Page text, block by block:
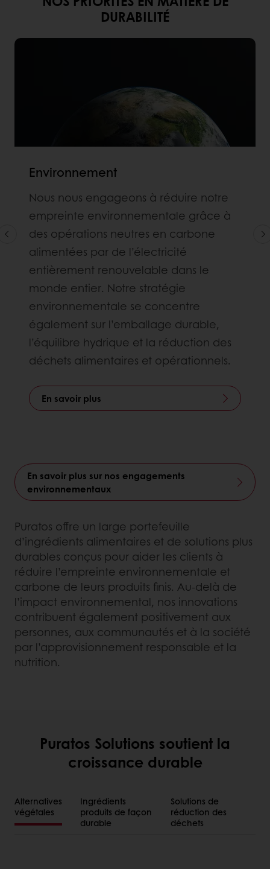
DURABILITÉ
Environnement
Nous nous engageons à réduire notre
empreinte environnementale grâce à
des opérations neutres en carbone
alimentées par de l’électricité
entièrement renouvelable dans le
monde entier. Notre stratégie
environnementale se concentre
également sur l’emballage durable,
l’équilibre hydrique et la réduction des
déchets alimentaires et opérationnels.
En savoir plus
En savoir plus sur nos engagements
environnementaux
Puratos offre un large portefeuille
d’ingrédients alimentaires et de solutions plus
durables conçus pour aider les clients à
réduire l’empreinte environnementale et
carbone de leurs produits finis. Au-delà de
l’impact environnemental, nos innovations
contribuent également positivement aux
personnes, aux communautés et à la société
par l’approvisionnement responsable et la
nutrition.
Puratos Solutions soutient la
croissance durable
Alternatives
végétales
Ingrédients
produits de façon
durable
Solutions de
réduction des
déchets